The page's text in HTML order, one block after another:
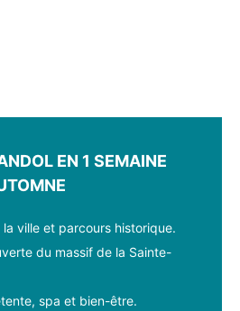
EN 1 SEMAINE
ville et parcours historique.
du massif de la Sainte-
spa et bien-être.